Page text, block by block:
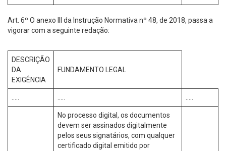
Art. 6º O anexo III da Instrução Normativa nº 48, de 2018, passa a
vigorar com a seguinte redação:
DESCRIÇÃO
DA
EXIGÊNCIA
FUNDAMENTO LEGAL
No processo digital, os documentos
devem ser assinados digitalmente
pelos seus signatários, com qualquer
certificado digital emitido por